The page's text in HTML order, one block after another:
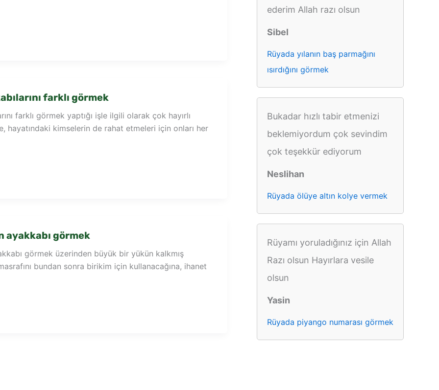
farklı görmek
farklı görmek yaptığı işle ilgili olarak çok hayırlı
hayatındaki kimselerin de rahat etmeleri için onları her
ayakkabı görmek
görmek üzerinden büyük bir yükün kalkmış
bundan sonra birikim için kullanacağına, ihanet
ederim Allah razı olsun
Sibel
Rüyada yılanın baş parmağını
ısırdığını görmek
Bukadar hızlı tabir etmenizi
beklemiyordum çok sevindim
çok teşekkür ediyorum
Neslihan
Rüyada ölüye altın kolye vermek
Rüyamı yoruladığınız için Allah
Razı olsun Hayırlara vesile
olsun
Yasin
Rüyada piyango numarası görmek